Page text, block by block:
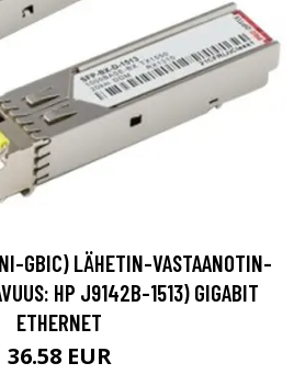
GBIC) LÄHETIN-VASTAANOTIN-
HP J9142B-1513) GIGABIT
ETHERNET
36.58 EUR